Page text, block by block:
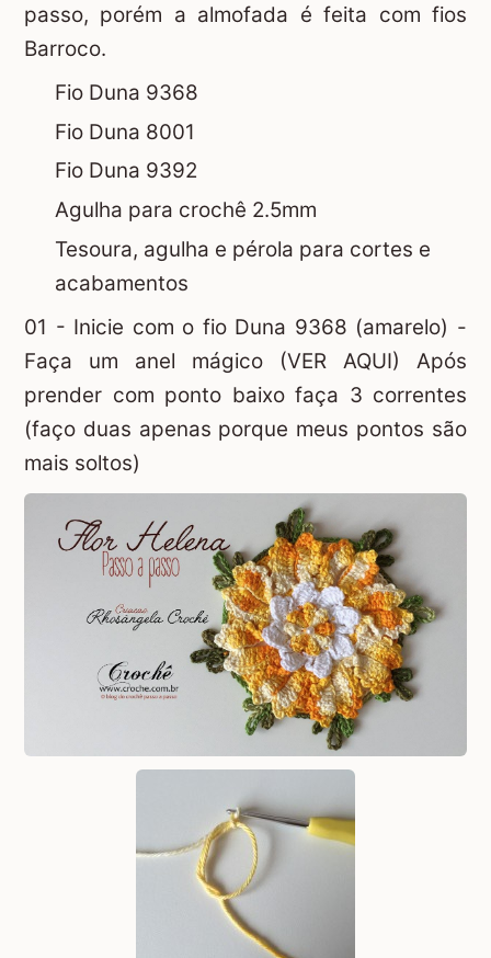
passo, porém a almofada é feita com fios
Barroco.
Fio Duna 9368
Fio Duna 8001
Fio Duna 9392
Agulha para crochê 2.5mm
Tesoura, agulha e pérola para cortes e
acabamentos
01 - Inicie com o fio Duna 9368 (amarelo) -
Faça um anel mágico (VER AQUI) Após
prender com ponto baixo faça 3 correntes
(faço duas apenas porque meus pontos são
mais soltos)